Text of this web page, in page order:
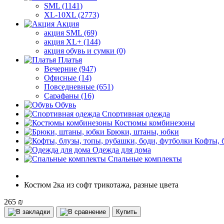
SML (1141)
XL-10XL (2773)
Акция
акция SML (69)
акция XL+ (144)
акция обувь и сумки (0)
Платья
Вечерние (947)
Офисные (14)
Повседневные (651)
Сарафаны (16)
Обувь
Спортивная одежда
Костюмы комбинезоны
Брюки, штаны, юбки
Кофты,
Одежда для дома
Спальные комплекты
Костюм 2ка из софт трикотажа, разные цвета
265 ₪
Купить